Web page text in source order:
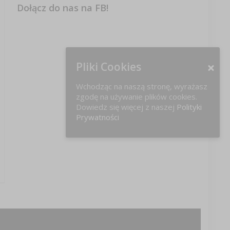
Dołącz do nas na FB!
Pliki Cookies
Wchodząc na naszą stronę, wyrażasz
zgodę na używanie plików cookies.
Dowiedz się więcej z naszej Polityki
Prywatności